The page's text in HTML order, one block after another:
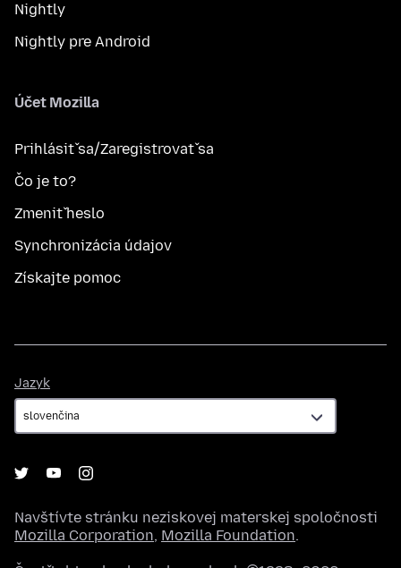
Nightly
Nightly pre Android
Účet Mozilla
Prihlásiť sa/Zaregistrovať sa
Čo je to?
Zmeniť heslo
Synchronizácia údajov
Získajte pomoc
Jazyk
Navštívte stránku neziskovej materskej spoločnosti
Mozilla Corporation, Mozilla Foundation.